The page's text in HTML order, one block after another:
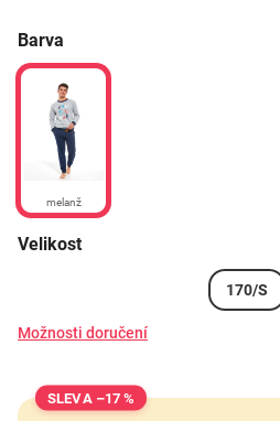
Barva
melanž
Velikost
170/S
Možnosti doručení
–17 %